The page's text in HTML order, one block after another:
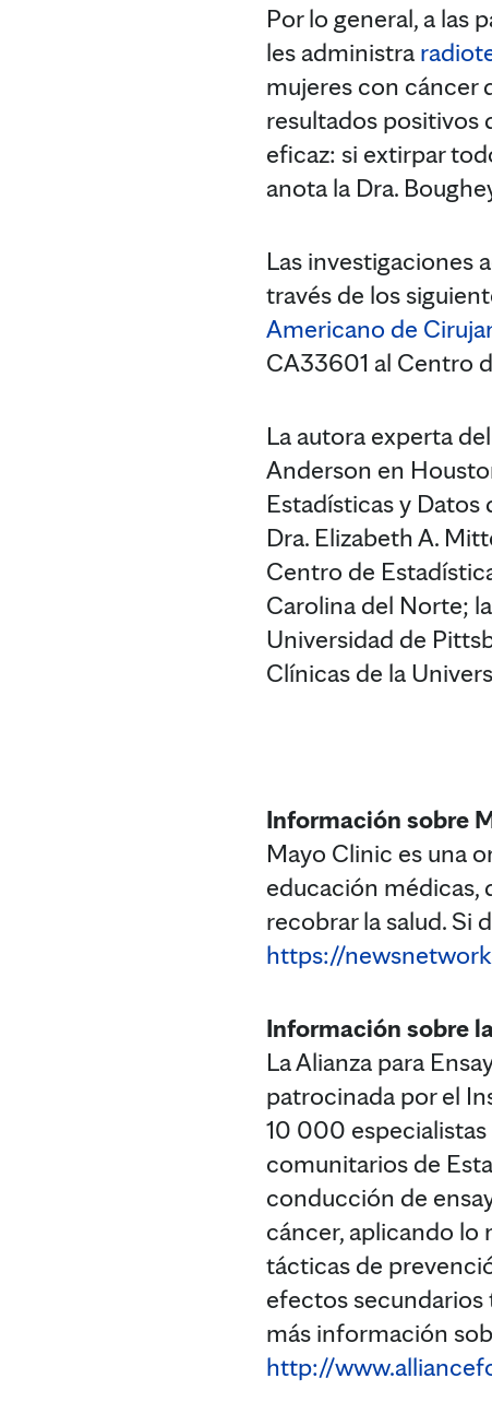
Por lo general, a las
les administra
mujeres con cáncer
resultados positivos
eficaz: si extirpar
anota la Dra.
Las investigaciones
través de los
Americano de
CA33601 al Centro
La autora experta
Anderson en
Estadísticas y Datos
Dra. Elizabeth A.
Centro de
Carolina del Norte;
Universidad de
Clínicas de la
Información sobre
Mayo Clinic es una
educación médicas,
recobrar la salud. Si
https://
Información sobre
La Alianza para
patrocinada por el
10 000
comunitarios de
conducción de
cáncer, aplicando lo
tácticas de
efectos
más información
http://